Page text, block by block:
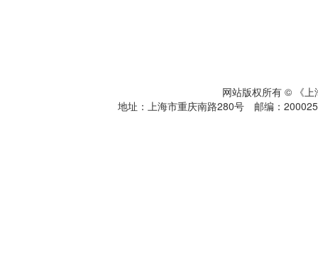
网站版权所有 © 《
地址：上海市重庆南路280号 邮编：